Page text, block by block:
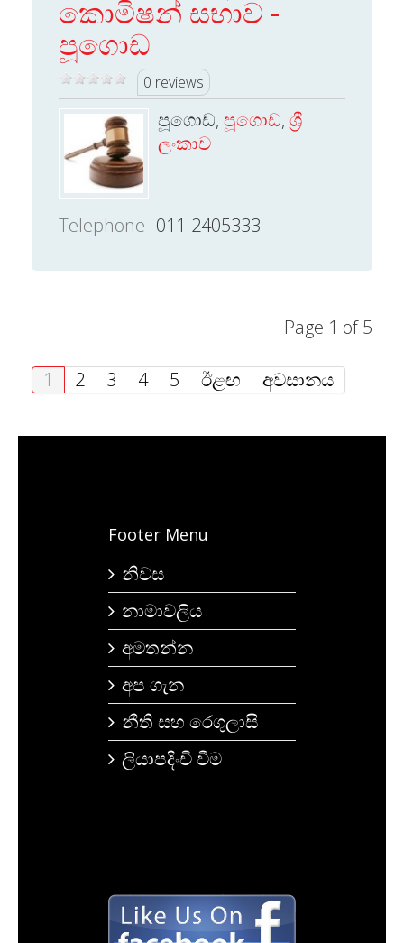
කොමිෂන් සභාව -
පූගොඩ
0 reviews
පූගොඩ, පූගොඩ, ශ්‍රී
ලංකාව
Telephone 011-2405333
Page 1 of 5
1 2 3 4 5 ඊළඟ අවසානය
Footer Menu
නිවස
නාමාවලිය
අමතන්න
අප ගැන
නීති සහ රෙගුලාසි
ලියාපදිංචි වීම